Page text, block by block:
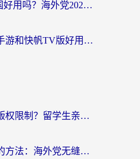
ChickCN和海外回国好用吗？海外党2026亲测：从手游到影音，选对加速器的3个关键
海外党必看：雷神手游和快帆TV版好用吗？3步选对回国加速器不踩坑
酷狗在海外用怎么版权限制？留学生亲测：3步解决听国内音乐难题
国外用微信加速器的方法：海外党无缝连接国内生活的实用指南